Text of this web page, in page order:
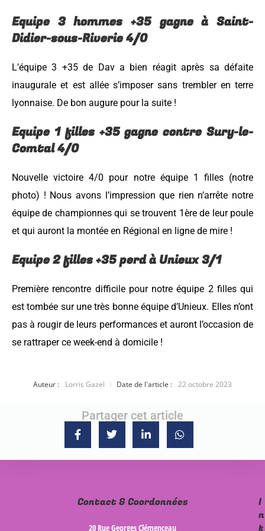
Equipe 3 hommes +35 gagne à Saint-
Didier-sous-Riverie 4/0
L’équipe 3 +35 de Dav a bien réagit après sa défaite
inaugurale et est allée s’imposer sans trembler en terre
lyonnaise. De bon augure pour la suite !
Equipe 1 filles +35 gagne contre Sury-le-
Comtal 4/0
Nouvelle victoire 4/0 pour notre équipe 1 filles (notre
photo) ! Nous avons l’impression que rien n’arrête notre
équipe de championnes qui se trouvent 1ère de leur poule
et qui auront la montée en Régional en ligne de mire !
Equipe 2 filles +35 perd à Unieux 3/1
Première rencontre difficile pour notre équipe 2 filles qui
est tombée sur une très bonne équipe d’Unieux. Elles n’ont
pas à rougir de leurs performances et auront l’occasion de
se rattraper ce week-end à domicile !
Auteur : Lorris Gazel Date de l'article : 22 octobre 2023
Partager cet article
20 Rue Georges Clémenceau
Contact & Coordonnées
I
n
f